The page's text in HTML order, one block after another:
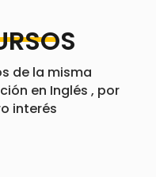
de la misma
en Inglés , por
interés